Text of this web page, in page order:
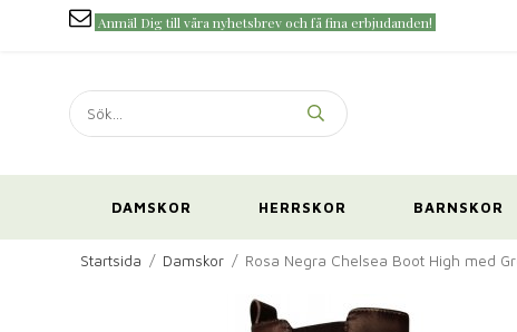
Anmäl Dig till våra nyhetsbrev och få fina erbjudanden!
DAMSKOR HERRSKOR BARNSKOR
Startsida / Damskor / Rosa Negra Chelsea Boot High med